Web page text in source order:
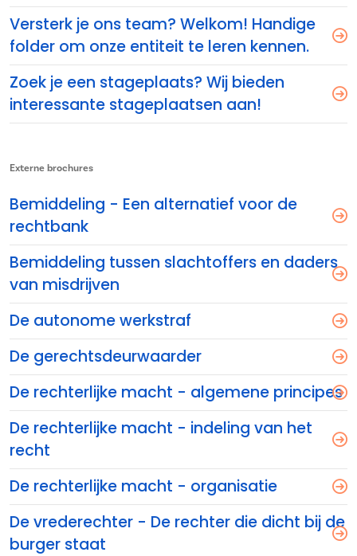
Versterk je ons team? Welkom! Handige
folder om onze entiteit te leren kennen.
Zoek je een stageplaats? Wij bieden
interessante stageplaatsen aan!
Externe brochures
Bemiddeling - Een alternatief voor de
rechtbank
Bemiddeling tussen slachtoffers en daders
van misdrijven
De autonome werkstraf
De gerechtsdeurwaarder
De rechterlijke macht - algemene principes
De rechterlijke macht - indeling van het
recht
De rechterlijke macht - organisatie
De vrederechter - De rechter die dicht bij de
burger staat